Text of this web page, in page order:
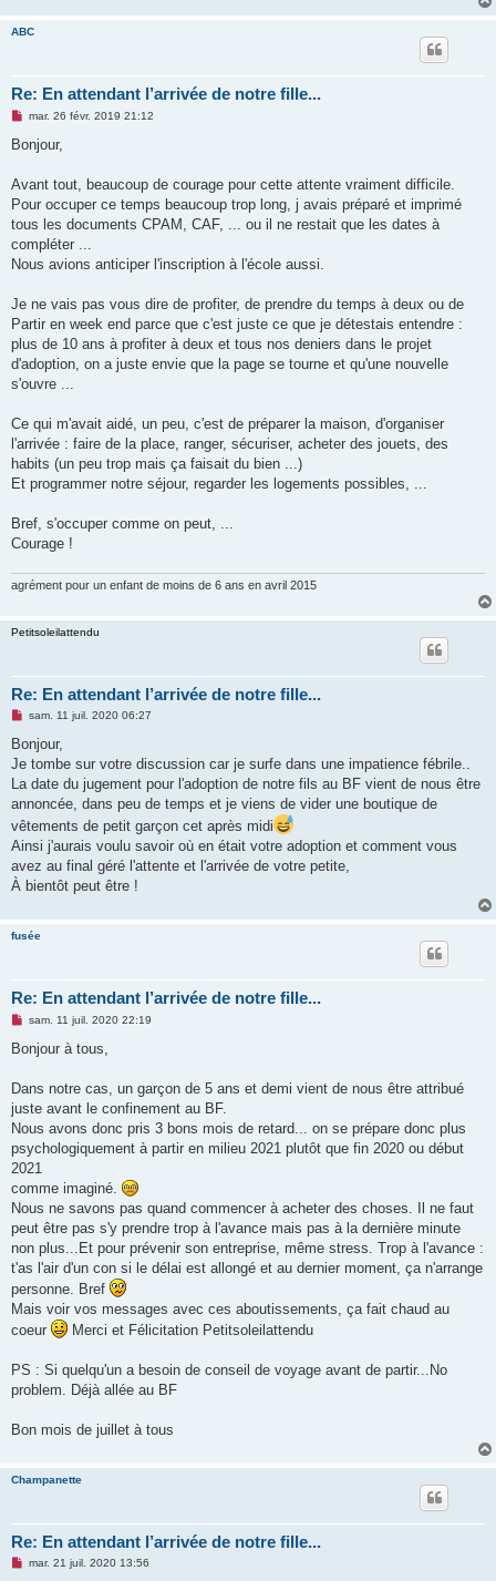
ABC
Re: En attendant l’arrivée de notre fille...
M
s
g
n
o
l
u
mar. 26 févr. 2019 21:12
Bonjour,
Avant tout, beaucoup de courage pour cette attente vraiment difficile.
Pour occuper ce temps beaucoup trop long, j avais préparé et imprimé
tous les documents CPAM, CAF, ... ou il ne restait que les dates à
compléter ...
Nous avions anticiper l'inscription à l'école aussi.
Je ne vais pas vous dire de profiter, de prendre du temps à deux ou de
Partir en week end parce que c'est juste ce que je détestais entendre :
plus de 10 ans à profiter à deux et tous nos deniers dans le projet
d'adoption, on a juste envie que la page se tourne et qu'une nouvelle
s'ouvre ...
Ce qui m'avait aidé, un peu, c'est de préparer la maison, d'organiser
l'arrivée : faire de la place, ranger, sécuriser, acheter des jouets, des
habits (un peu trop mais ça faisait du bien ...)
Et programmer notre séjour, regarder les logements possibles, ...
Bref, s'occuper comme on peut, ...
Courage !
agrément pour un enfant de moins de 6 ans en avril 2015
Petitsoleilattendu
Re: En attendant l’arrivée de notre fille...
M
s
a
g
n
o
n
l
sam. 11 juil. 2020 06:27
Bonjour,
Je tombe sur votre discussion car je surfe dans une impatience fébrile..
La date du jugement pour l'adoption de notre fils au BF vient de nous être
annoncée, dans peu de temps et je viens de vider une boutique de
vêtements de petit garçon cet après midi
Ainsi j'aurais voulu savoir où en était votre adoption et comment vous
avez au final géré l'attente et l'arrivée de votre petite,
À bientôt peut être !
fusée
Re: En attendant l’arrivée de notre fille...
M
s
g
n
o
l
u
sam. 11 juil. 2020 22:19
Bonjour à tous,
Dans notre cas, un garçon de 5 ans et demi vient de nous être attribué
juste avant le confinement au BF.
Nous avons donc pris 3 bons mois de retard... on se prépare donc plus
psychologiquement à partir en milieu 2021 plutôt que fin 2020 ou début
2021
comme imaginé.
Nous ne savons pas quand commencer à acheter des choses. Il ne faut
peut être pas s'y prendre trop à l'avance mais pas à la dernière minute
non plus...Et pour prévenir son entreprise, même stress. Trop à l'avance :
t'as l'air d'un con si le délai est allongé et au dernier moment, ça n'arrange
personne. Bref
Mais voir vos messages avec ces aboutissements, ça fait chaud au
coeur
Merci et Félicitation Petitsoleilattendu
PS : Si quelqu'un a besoin de conseil de voyage avant de partir...No
problem. Déjà allée au BF
Bon mois de juillet à tous
Champanette
Re: En attendant l’arrivée de notre fille...
Mmar. 21 juil. 2020 13:56